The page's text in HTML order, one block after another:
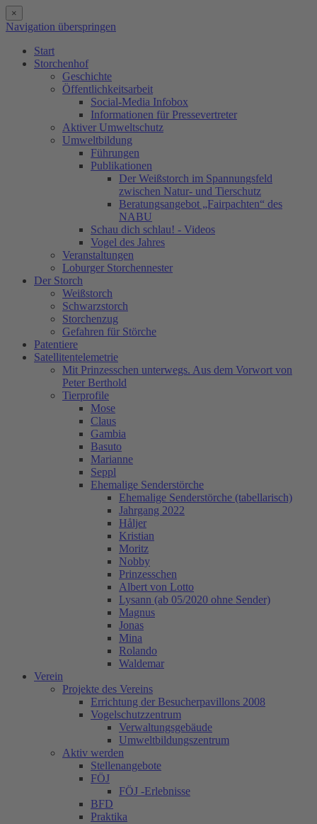
×
Navigation überspringen
Start
Storchenhof
Geschichte
Öffentlichkeitsarbeit
Social-Media Infobox
Informationen für Pressevertreter
Aktiver Umweltschutz
Umweltbildung
Führungen
Publikationen
Der Weißstorch im Spannungsfeld
zwischen Natur- und Tierschutz
Beratungsangebot „Fairpachten“ des
NABU
Schau dich schlau! - Videos
Vogel des Jahres
Veranstaltungen
Loburger Storchennester
Der Storch
Weißstorch
Schwarzstorch
Storchenzug
Gefahren für Störche
Patentiere
Satellitentelemetrie
Mit Prinzesschen unterwegs. Aus dem Vorwort von
Peter Berthold
Tierprofile
Mose
Claus
Gambia
Basuto
Marianne
Seppl
Ehemalige Senderstörche
Ehemalige Senderstörche (tabellarisch)
Jahrgang 2022
Håljer
Kristian
Moritz
Nobby
Prinzesschen
Albert von Lotto
Lysann (ab 05/2020 ohne Sender)
Magnus
Jonas
Mina
Rolando
Waldemar
Verein
Projekte des Vereins
Errichtung der Besucherpavillons 2008
Vogelschutzzentrum
Verwaltungsgebäude
Umweltbildungszentrum
Aktiv werden
Stellenangebote
FÖJ
FÖJ -Erlebnisse
BFD
Praktika